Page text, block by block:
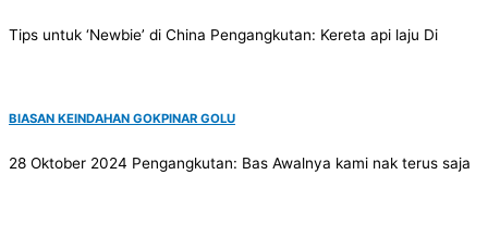
Tips untuk ‘Newbie’ di China Pengangkutan: Kereta api laju Di
BIASAN KEINDAHAN GOKPINAR GOLU
28 Oktober 2024 Pengangkutan: Bas Awalnya kami nak terus saja